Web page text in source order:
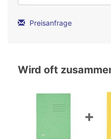
Preisanfrage
Wird oft
+